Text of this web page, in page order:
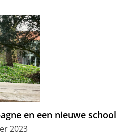
en een nieuwe school
2023